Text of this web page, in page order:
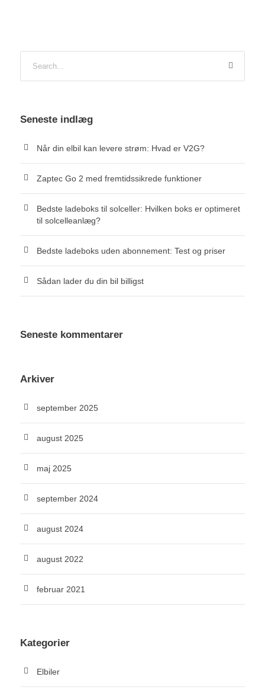
Seneste indlæg
Når din elbil kan levere strøm: Hvad er V2G?
Zaptec Go 2 med fremtidssikrede funktioner
Bedste ladeboks til solceller: Hvilken boks er optimeret
til solcelleanlæg?
Bedste ladeboks uden abonnement: Test og priser
Sådan lader du din bil billigst
Seneste kommentarer
Arkiver
september 2025
august 2025
maj 2025
september 2024
august 2024
august 2022
februar 2021
Kategorier
Elbiler